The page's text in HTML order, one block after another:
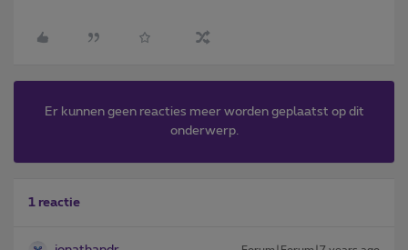
Er kunnen geen reacties meer worden geplaatst op dit
onderwerp.
1 reactie